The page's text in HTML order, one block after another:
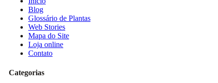
Blog
Glossário de Plantas
Web Stories
Mapa do Site
Loja online
Contato
Categorias